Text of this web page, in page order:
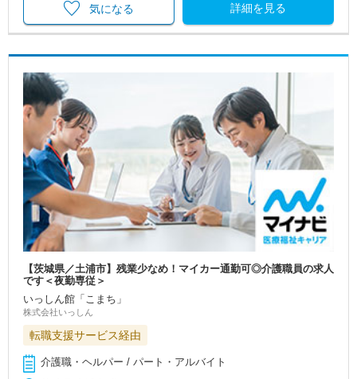
詳細を見る
気になる
【茨城県／土浦市】残業少なめ！マイカー通勤可◎介護職員の求人
です＜夜勤専従＞
いっしん館「こまち」
株式会社いっしん
転職支援サービス経由
介護職・ヘルパー / パート・アルバイト